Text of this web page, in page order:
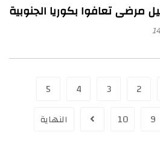
مرضى تعافوا بكوريا الجنوبية
2
3
4
5
9
10 النهاية